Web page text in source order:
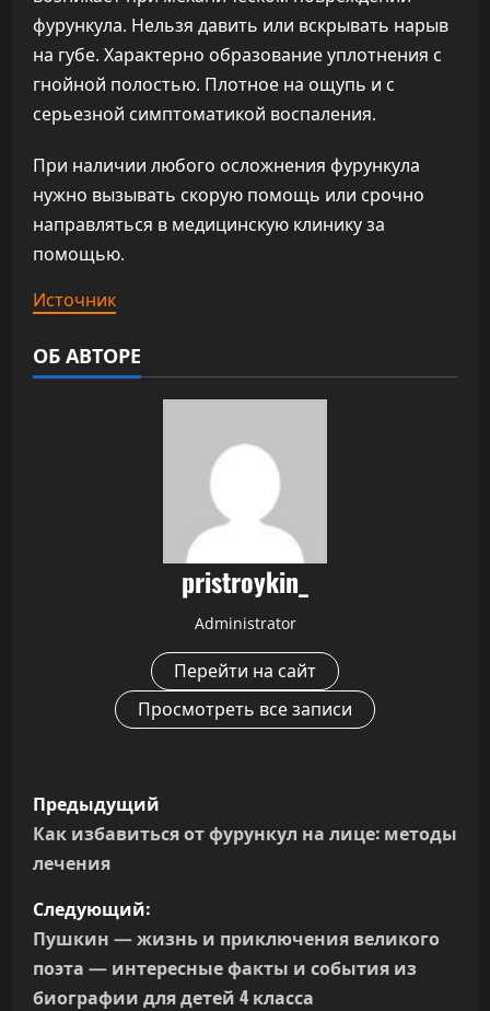
фурункула. Нельзя давить или вскрывать нарыв
на губе. Характерно образование уплотнения с
гнойной полостью. Плотное на ощупь и с
серьезной симптоматикой воспаления.
При наличии любого осложнения фурункула
нужно вызывать скорую помощь или срочно
направляться в медицинскую клинику за
помощью.
Источник
ОБ АВТОРЕ
pristroykin_
Administrator
Перейти на сайт
Просмотреть все записи
Н
а
в
и
г
Предыдущий
Как избавиться от фурункул на лице: методы
лечения
Следующий:
Пушкин — жизнь и приключения великого
поэта — интересные факты и события из
биографии для детей 4 класса